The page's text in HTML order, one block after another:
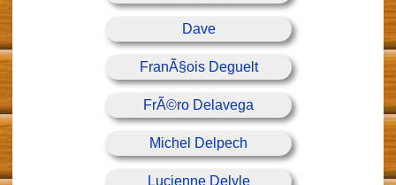
Dave
FranÃ§ois Deguelt
FrÃ©ro Delavega
Michel Delpech
Lucienne Delyle